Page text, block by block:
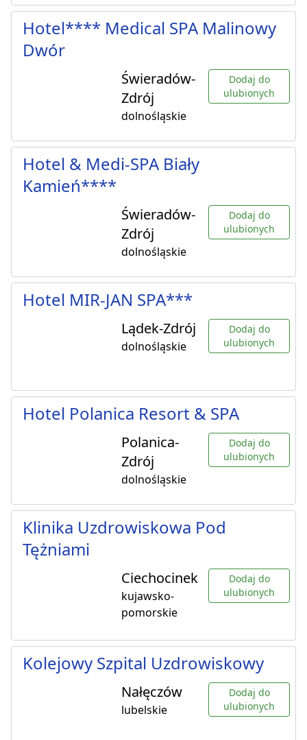
Hotel**** Medical SPA Malinowy
Dwór
Świeradów-
Zdrój
dolnośląskie
Dodaj do
ulubionych
Hotel & Medi-SPA Biały
Kamień****
Świeradów-
Zdrój
dolnośląskie
Dodaj do
ulubionych
Hotel MIR-JAN SPA***
Lądek-Zdrój
dolnośląskie
Dodaj do
ulubionych
Hotel Polanica Resort & SPA
Polanica-
Zdrój
dolnośląskie
Dodaj do
ulubionych
Klinika Uzdrowiskowa Pod
Tężniami
Ciechocinek
kujawsko-
pomorskie
Dodaj do
ulubionych
Kolejowy Szpital Uzdrowiskowy
Nałęczów
lubelskie
Dodaj do
ulubionych